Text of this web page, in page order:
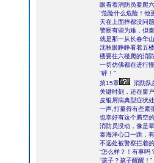
眼看着消防员要爬
“危险什么危险！他
天在上面摔都没问
警察有些为难，但
就是那一从长春华
沈秋眼睁睁看着五
楼要往六楼爬的消
一切仿佛都在进行
“砰！”
第15章
消防队
关键时刻，还在窗
皮银屑病典型症状
一声,打量得有些紧
也幸好有这个腾空
消防员没动，像是
秦海洋心口一跳，
不远处被警察拦着
“怎么样？！有事吗
“孩子？孩子醒醒！”